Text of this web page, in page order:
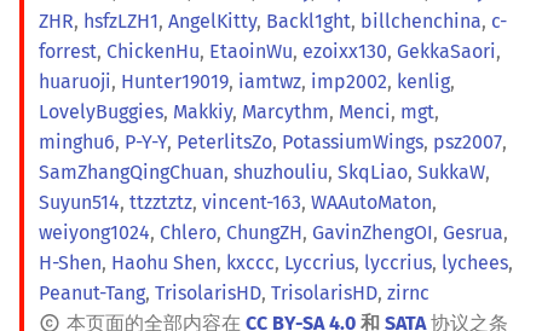
ZHR, hsfzLZH1, AngelKitty, Backl1ght, billchenchina, c-
forrest, ChickenHu, EtaoinWu, ezoixx130, GekkaSaori,
huaruoji, Hunter19019, iamtwz, imp2002, kenlig,
LovelyBuggies, Makkiy, Marcythm, Menci, mgt,
minghu6, P-Y-Y, PeterlitsZo, PotassiumWings, psz2007,
SamZhangQingChuan, shuzhouliu, SkqLiao, SukkaW,
Suyun514, ttzztztz, vincent-163, WAAutoMaton,
weiyong1024, Chlero, ChungZH, GavinZhengOI, Gesrua,
H-Shen, Haohu Shen, kxccc, Lyccrius, lyccrius, lychees,
Peanut-Tang, TrisolarisHD, TrisolarisHD, zirnc
本页面的全部内容在 CC BY-SA 4.0 和 SATA协议之条